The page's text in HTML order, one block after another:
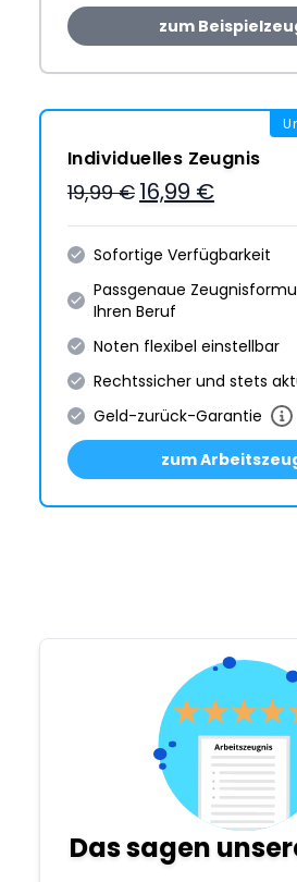
zum
Individuelles Zeugnis
19,99 € 16,99 €
Sofortige Verfügbarkeit
Passgenaue
Ihren Beruf
Noten flexibel einstellbar
Rechtssicher und stets
Geld-zurück-Garantie
zum
Das sagen